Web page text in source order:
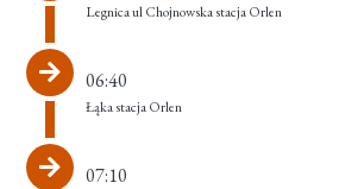
Legnica ul Chojnowska stacja Orlen
06:40
Łąka stacja Orlen
07:10